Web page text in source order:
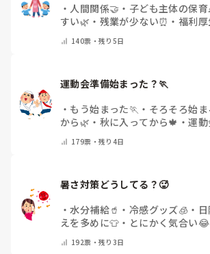
・ 人間関係🤝 ・ 子ども主体の保育
すい🌿 ・ 残業が少ない⏰ ・ 福利
140票・残り5日
運動会準備始まった？🏃
・ もう始まった🏃 ・ そろそろ始
から🌿 ・ 秋に入ってから🍁 ・運
179票・残り4日
暑さ対策どうしてる？🥵
・水分補給🥤 ・ 冷感グッズ🧊 ・
えを多めに👕 ・ とにかく気合い😂
192票・残り3日